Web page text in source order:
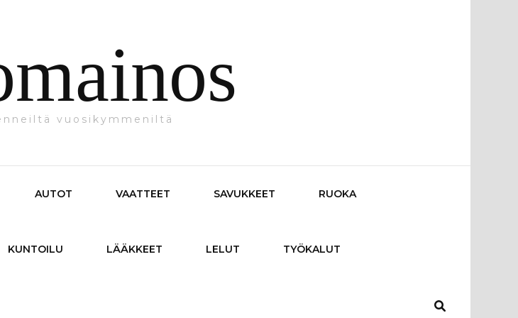
vuosikymmeniltä
AUTOT VAATTEET SAVUKKEET RUOKA
KUNTOILU LÄÄKKEET LELUT TYÖKALUT